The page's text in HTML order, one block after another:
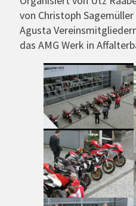
von Christoph
Agusta
das AMG Werk in